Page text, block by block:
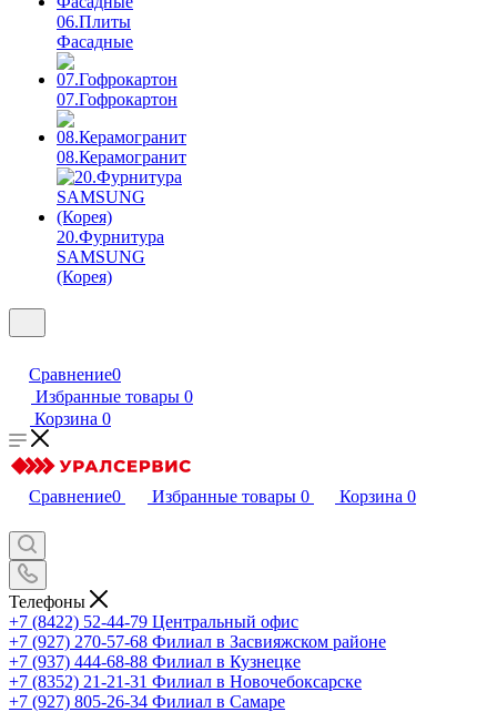
06.Плиты
Фасадные
07.Гофрокартон
08.Керамогранит
20.Фурнитура
SAMSUNG
(Корея)
Сравнение0
Избранные товары 0
Корзина 0
Сравнение0 Избранные товары 0 Корзина 0
Телефоны
+7 (8422) 52-44-79 Центральный офис
+7 (927) 270-57-68 Филиал в Засвияжском районе
+7 (937) 444-68-88 Филиал в Кузнецке
+7 (8352) 21-21-31 Филиал в Новочебоксарске
+7 (927) 805-26-34 Филиал в Самаре